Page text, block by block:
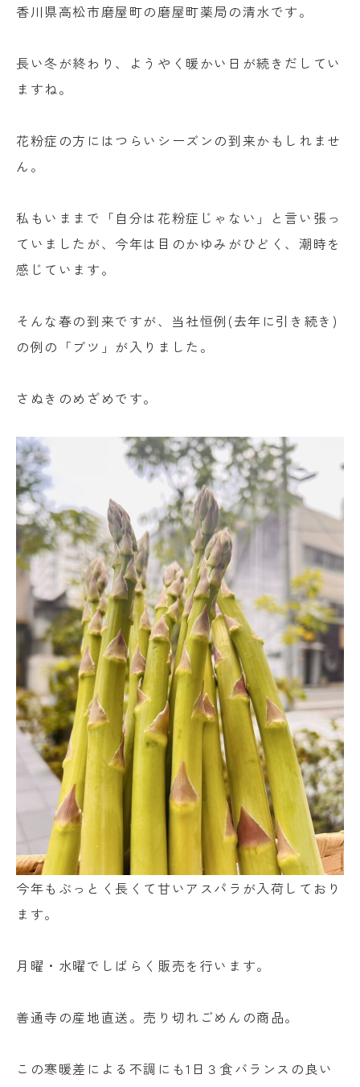
香川県高松市磨屋町の磨屋町薬局の清水です。
長い冬が終わり、ようやく暖かい日が続きだしてい
ますね。
花粉症の方にはつらいシーズンの到来かもしれませ
ん。
私もいままで「自分は花粉症じゃない」と言い張っ
ていましたが、今年は目のかゆみがひどく、潮時を
感じています。
そんな春の到来ですが、当社恒例(去年に引き続き)
の例の「ブツ」が入りました。
さぬきのめざめです。
今年もぶっとく長くて甘いアスパラが入荷しており
ます。
月曜・水曜でしばらく販売を行います。
善通寺の産地直送。売り切れごめんの商品。
この寒暖差による不調にも1日３食バランスの良い